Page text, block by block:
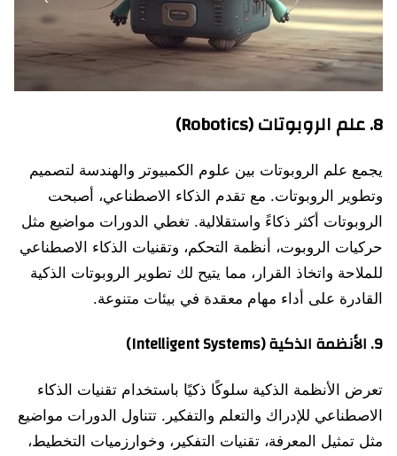
8. علم الروبوتات (Robotics)
يجمع علم الروبوتات بين علوم الكمبيوتر والهندسة لتصميم
وتطوير الروبوتات. مع تقدم الذكاء الاصطناعي، أصبحت
الروبوتات أكثر ذكاءً واستقلالية. تغطي الدورات مواضيع مثل
حركيات الروبوت، أنظمة التحكم، وتقنيات الذكاء الاصطناعي
للملاحة واتخاذ القرار، مما يتيح لك تطوير الروبوتات الذكية
القادرة على أداء مهام معقدة في بيئات متنوعة.
9. الأنظمة الذكية (Intelligent Systems)
تعرض الأنظمة الذكية سلوكًا ذكيًا باستخدام تقنيات الذكاء
الاصطناعي للإدراك والتعلم والتفكير. تتناول الدورات مواضيع
مثل تمثيل المعرفة، تقنيات التفكير، وخوارزميات التخطيط،